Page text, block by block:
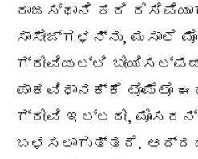
ರಾಜಸ್ಥಾನಿ ಕರಿ
ಸಾಸೇಜ್ಗಳನ್ನು, ಮಸಾಲೆ
ಗ್ರೇವಿಯಲ್ಲಿ
ಪಾಕವಿಧಾನಕ್ಕೆ ಟೊಮೆಟೊ
ಗ್ರೇವಿ ಇಲ್ಲದೇ,
ಬಳಸಲಾಗುತ್ತದೆ.